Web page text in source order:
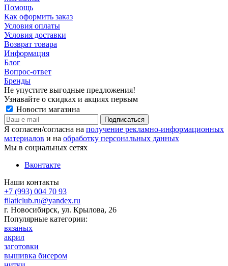
Помощь
Как оформить заказ
Условия оплаты
Условия доставки
Возврат товара
Информация
Блог
Вопрос-ответ
Бренды
Не упустите выгодные предложения!
Узнавайте о скидках и акциях первым
Новости магазина
Я согласен/согласна на получение рекламно-информационных
материалов и на обработку персональных данных
Мы в социальных сетях
Вконтакте
Наши контакты
+7 (993) 004 70 93
filaticlub.ru@yandex.ru
г. Новосибирск, ул. Крылова, 26
Популярные категории:
вязаных
акрил
заготовки
вышивка бисером